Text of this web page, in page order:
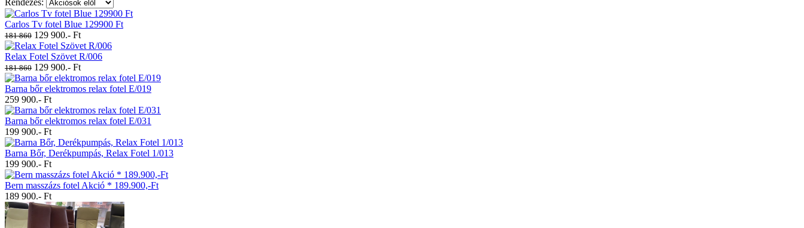
Carlos Tv fotel Blue 129900 Ft
181 860 129 900.- Ft
Relax Fotel Szövet R/006
181 860 129 900.- Ft
Barna bőr elektromos relax fotel E/019
259 900.- Ft
Barna bőr elektromos relax fotel E/031
199 900.- Ft
Barna Bőr, Derékpumpás, Relax Fotel 1/013
199 900.- Ft
Bern masszázs fotel Akció * 189.900,-Ft
189 900.- Ft